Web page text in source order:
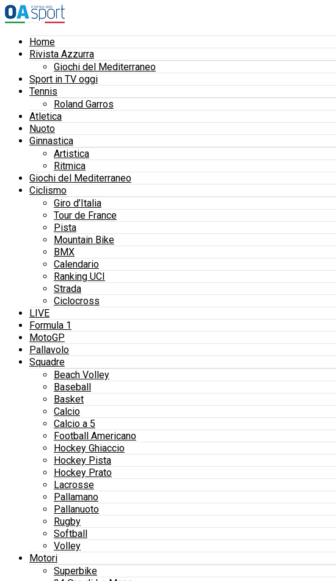
Home
Rivista Azzurra
Giochi del Mediterraneo
Sport in TV oggi
Tennis
Roland Garros
Atletica
Nuoto
Ginnastica
Artistica
Ritmica
Giochi del Mediterraneo
Ciclismo
Giro d’Italia
Tour de France
Pista
Mountain Bike
BMX
Calendario
Ranking UCI
Strada
Ciclocross
LIVE
Formula 1
MotoGP
Pallavolo
Squadre
Beach Volley
Baseball
Basket
Calcio
Calcio a 5
Football Americano
Hockey Ghiaccio
Hockey Pista
Hockey Prato
Lacrosse
Pallamano
Pallanuoto
Rugby
Softball
Volley
Motori
Superbike